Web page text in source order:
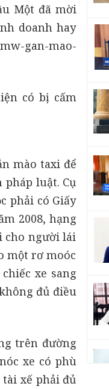
Một đã mời
doanh hay
gan-mao-
có bị cấm
mào taxi để
luật. Cụ
phải có Giấy
2008, hạng
cho người lái
một rơ moóc
xe sang
đủ điều
trên đường
xe có phù
xế phải đủ